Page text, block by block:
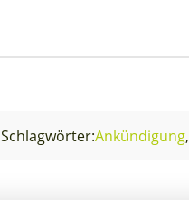
Schlagwörter:Ankündigung,